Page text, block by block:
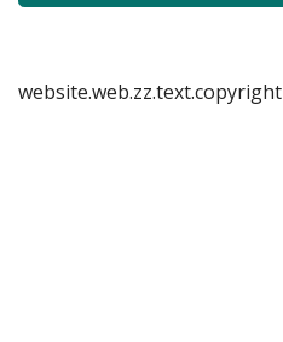
website.web.zz.text.copyright